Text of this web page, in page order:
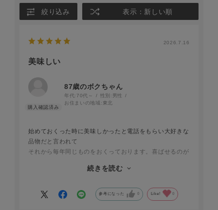
絞り込み 表示：新しい順
2026.7.16
美味しい
87歳のボクちゃん
年代: 70代～ 性別: 男性
お住まいの地域: 東北
始めておくった時に美味しかったと電話をもらい大好きな
品物だと言われて
それから毎年同じものをおくっております。喜ばせるのが
迷わずポチッとおす魔法の商品ですね。次の夏が早く来な
願っております？
続きを読む
参考になった 0 Like! 0